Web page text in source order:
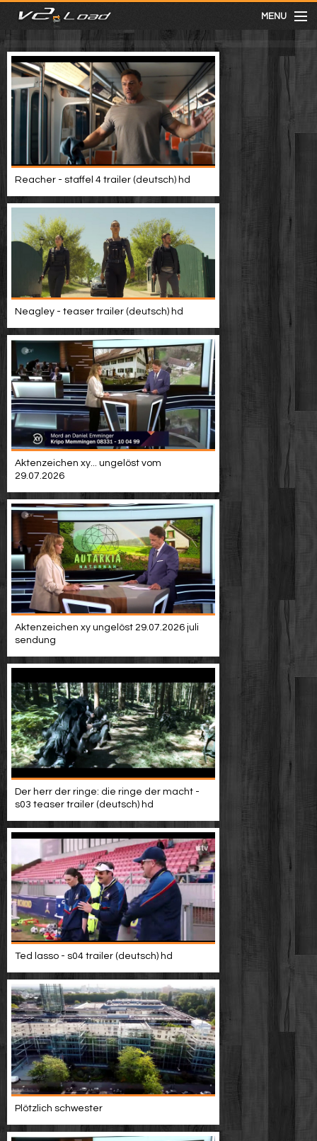
MENU
meist gesehen
neuste
kategorien
Menu
mit facebook anmelden
Informationen
Video suchen
Reacher - staffel 4 trailer (deutsch) hd
Neagley - teaser trailer (deutsch) hd
Aktenzeichen xy... ungelöst vom
29.07.2026
Aktenzeichen xy ungelöst 29.07.2026 juli
sendung
Der herr der ringe: die ringe der macht -
s03 teaser trailer (deutsch) hd
Ted lasso - s04 trailer (deutsch) hd
Plötzlich schwester